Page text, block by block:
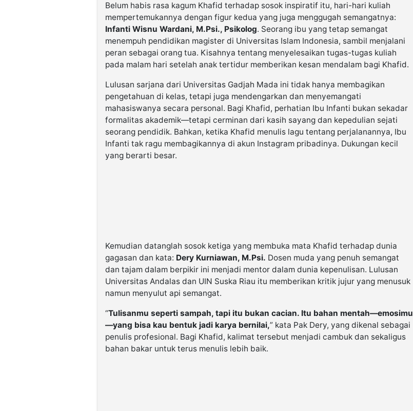
Belum habis rasa kagum Khafid terhadap sosok inspiratif itu, hari-hari kuliah
mempertemukannya dengan figur kedua yang juga menggugah semangatnya:
Infanti Wisnu Wardani, M.Psi., Psikolog. Seorang ibu yang tetap semangat
menempuh pendidikan magister di Universitas Islam Indonesia, sambil menjalani
peran sebagai orang tua. Kisahnya tentang menyelesaikan tugas-tugas kuliah
pada malam hari setelah anak tertidur memberikan kesan mendalam bagi Khafid.
Lulusan sarjana dari Universitas Gadjah Mada ini tidak hanya membagikan
pengetahuan di kelas, tetapi juga mendengarkan dan menyemangati
mahasiswanya secara personal. Bagi Khafid, perhatian Ibu Infanti bukan sekadar
formalitas akademik—tetapi cerminan dari kasih sayang dan kepedulian sejati
seorang pendidik. Bahkan, ketika Khafid menulis lagu tentang perjalanannya, Ibu
Infanti tak ragu membagikannya di akun Instagram pribadinya. Dukungan kecil
yang berarti besar.
Kemudian datanglah sosok ketiga yang membuka mata Khafid terhadap dunia
gagasan dan kata: Dery Kurniawan, M.Psi. Dosen muda yang penuh semangat
dan tajam dalam berpikir ini menjadi mentor dalam dunia kepenulisan. Lulusan
Universitas Andalas dan UIN Suska Riau itu memberikan kritik jujur yang menusuk
namun menyulut api semangat.
“Tulisanmu seperti sampah, tapi itu bukan cacian. Itu bahan mentah—emosimu
—yang bisa kau bentuk jadi karya bernilai,” kata Pak Dery, yang dikenal sebagai
penulis profesional. Bagi Khafid, kalimat tersebut menjadi cambuk dan sekaligus
bahan bakar untuk terus menulis lebih baik.